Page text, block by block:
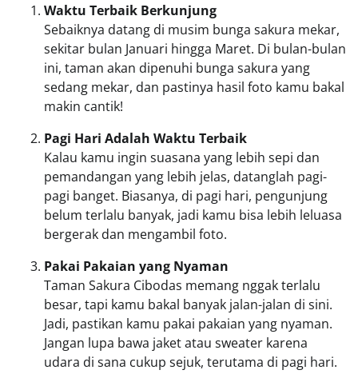
Waktu Terbaik Berkunjung
Sebaiknya datang di musim bunga sakura mekar,
sekitar bulan Januari hingga Maret. Di bulan-bulan
ini, taman akan dipenuhi bunga sakura yang
sedang mekar, dan pastinya hasil foto kamu bakal
makin cantik!
Pagi Hari Adalah Waktu Terbaik
Kalau kamu ingin suasana yang lebih sepi dan
pemandangan yang lebih jelas, datanglah pagi-
pagi banget. Biasanya, di pagi hari, pengunjung
belum terlalu banyak, jadi kamu bisa lebih leluasa
bergerak dan mengambil foto.
Pakai Pakaian yang Nyaman
Taman Sakura Cibodas memang nggak terlalu
besar, tapi kamu bakal banyak jalan-jalan di sini.
Jadi, pastikan kamu pakai pakaian yang nyaman.
Jangan lupa bawa jaket atau sweater karena
udara di sana cukup sejuk, terutama di pagi hari.